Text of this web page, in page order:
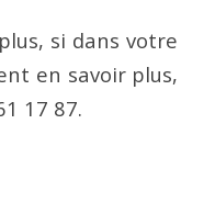
si dans votre
en savoir plus,
17 87.